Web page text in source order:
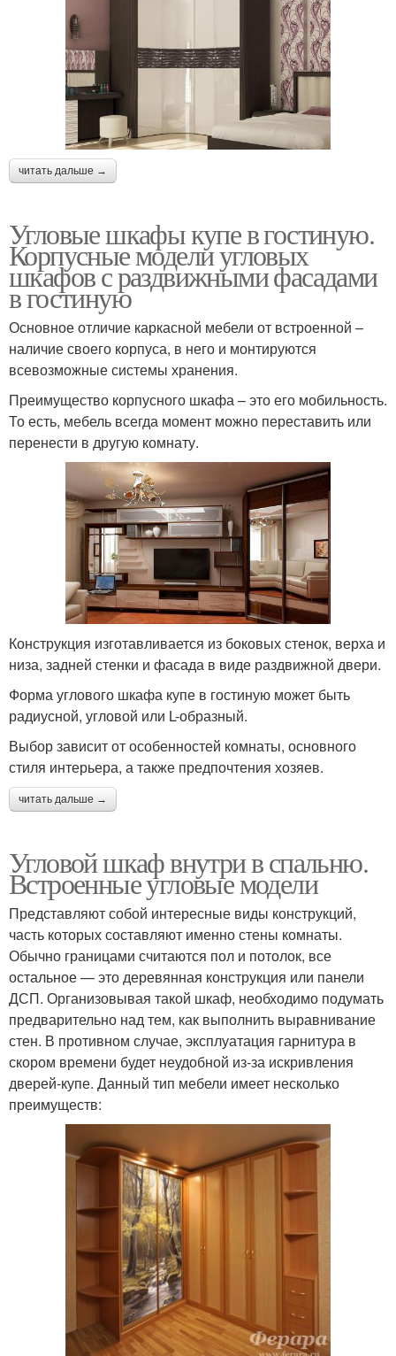
читать дальше →
Угловые шкафы купе в гостиную.
Корпусные модели угловых
шкафов с раздвижными фасадами
в гостиную
Основное отличие каркасной мебели от встроенной –
наличие своего корпуса, в него и монтируются
всевозможные системы хранения.
Преимущество корпусного шкафа – это его мобильность.
То есть, мебель всегда момент можно переставить или
перенести в другую комнату.
Конструкция изготавливается из боковых стенок, верха и
низа, задней стенки и фасада в виде раздвижной двери.
Форма углового шкафа купе в гостиную может быть
радиусной, угловой или L-образный.
Выбор зависит от особенностей комнаты, основного
стиля интерьера, а также предпочтения хозяев.
читать дальше →
Угловой шкаф внутри в спальню.
Встроенные угловые модели
Представляют собой интересные виды конструкций,
часть которых составляют именно стены комнаты.
Обычно границами считаются пол и потолок, все
остальное — это деревянная конструкция или панели
ДСП. Организовывая такой шкаф, необходимо подумать
предварительно над тем, как выполнить выравнивание
стен. В противном случае, эксплуатация гарнитура в
скором времени будет неудобной из-за искривления
дверей-купе. Данный тип мебели имеет несколько
преимуществ: